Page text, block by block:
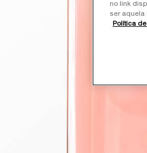
no link
ser aquela
Política